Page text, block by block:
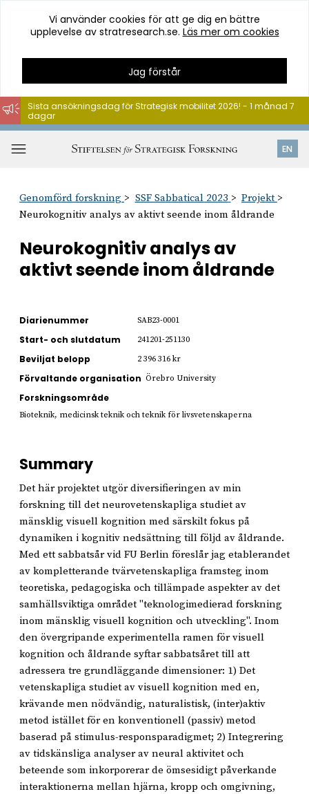
Hoppa
till
innehåll
Vi använder cookies för att ge dig en bättre
upplevelse av stratresearch.se. Läs mer om cookies
Jag förstår
EN
Sista ansökningsdag för Strategisk mobilitet 2026! - 1 månad 7
dagar
Genomförd forskning SSF Sabbatical 2023
Projekt
Neurokognitiv analys av aktivt seende inom åldrande
Neurokognitiv analys av
aktivt seende inom åldrande
Diarienummer SAB23-0001
Start- och slutdatum 241201-251130
Beviljat belopp 2 396 316 kr
Förvaltande organisation Örebro University
Forskningsområde
Bioteknik, medicinsk teknik och teknik för livsvetenskaperna
Summary
Det här projektet utgör diversifieringen av min
forskning till det neurovetenskapliga studiet av
mänsklig visuell kognition med särskilt fokus på
dynamiken i kognitiv nedsättning till följd av åldrande.
Med ett sabbatsår vid FU Berlin föreslår jag etablerandet
av kompletterande tvärvetenskapliga framsteg inom
teoretiska, pedagogiska och tillämpade aspekter av det
samhällsviktiga området "teknologimedierad forskning
inom mänsklig visuell kognition och utveckling". Inom
den övergripande experimentella ramen för visuell
kognition och åldrande syftar sabbatsåret till att
adressera tre grundläggande dimensioner: 1) Det
vetenskapliga studiet av visuell kognition med en,
krävande men nödvändig, naturalistisk, (inter)aktiv
metod istället för en konventionell (passiv) metod
baserad på stimulus-responsparadigmet; 2) Integrering
av tidskänsliga analyser av neural aktivitet och
beteende som inkorporerar de ömsesidigt påverkande
interaktionerna mellan hjärna, kropp och omgivning,